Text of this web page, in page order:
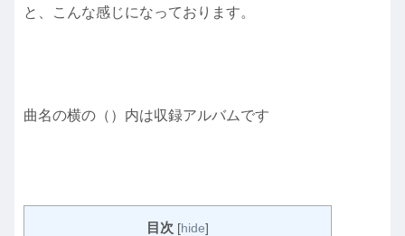
と、こんな感じになっております。
曲名の横の（）内は収録アルバムです
目次 [hide]